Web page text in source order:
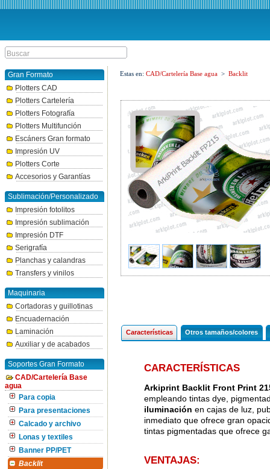
Gran Formato
Plotters CAD
Plotters Cartelería
Plotters Fotografía
Plotters Multifunción
Escáners Gran formato
Impresión UV
Plotters Corte
Accesorios y Garantías
Sublimación/Personalizado
Impresión fotolitos
Impresión sublimación
Impresión DTF
Serigrafía
Planchas y calandras
Transfers y vinilos
Maquinaria
Cortadoras y guillotinas
Encuadernación
Laminación
Auxiliar y de acabados
Soportes Gran Formato
CAD/Cartelería Base
agua
Para copia
Para presentaciones
Calcado y archivo
Lonas y textiles
Banner PP/PET
Backlit
Estas en: CAD/Cartelería Base agua > Backlit
Características Otros tamaños/colores
CARACTERÍSTICAS
Arkiprint Backlit Front Print
empleando tintas dye,
iluminación en cajas de luz,
inmediato que ofrece gran
tintas pigmentadas que ofrece
VENTAJAS: